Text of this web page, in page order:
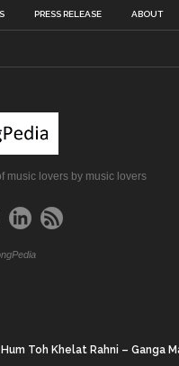
PRESS RELEASE ABOUT
music lovers by music lovers
Toh Khelat Rahni – Ganga